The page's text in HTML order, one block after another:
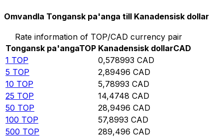
Omvandla Tongansk pa'anga till Kanadensisk dollar
Rate information of TOP/CAD currency pair
Tongansk pa'angaTOP Kanadensisk dollarCAD
1 TOP 0,578993 CAD
5 TOP 2,89496 CAD
10 TOP 5,78993 CAD
25 TOP 14,4748 CAD
50 TOP 28,9496 CAD
100 TOP 57,8993 CAD
500 TOP 289,496 CAD